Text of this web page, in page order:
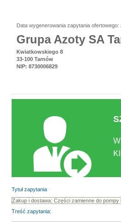
Data wygenerowania zapytania ofertowego:
Grupa Azoty SA
Kwiatkowskiego 8
33-100 Tarnów
NIP: 8730006829
Tytuł zapytania
Treść zapytania: